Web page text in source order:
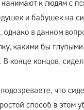
нанимают к людям с
и бабушек на
однако в данном
какими бы
В конце концов,
что
способ в этом